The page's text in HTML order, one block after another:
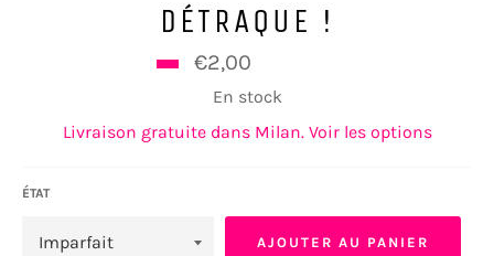
DÉTRAQUE !
€2,00
En stock
Livraison gratuite dans Milan. Voir les options
ÉTAT
AJOUTER AU PANIER